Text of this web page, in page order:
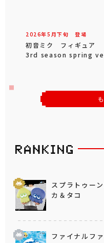
2026年5 月下旬 登場
初音ミク フィギュア
3rd season spring
スプラトゥー
カ＆タコ
ファイナルフ